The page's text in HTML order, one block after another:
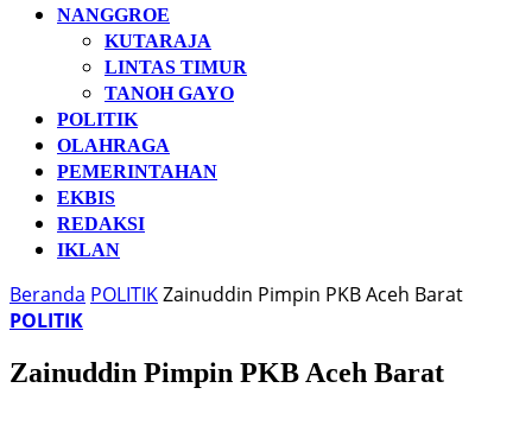
NANGGROE
KUTARAJA
LINTAS TIMUR
TANOH GAYO
POLITIK
OLAHRAGA
PEMERINTAHAN
EKBIS
REDAKSI
IKLAN
Beranda POLITIKZainuddin Pimpin PKB Aceh Barat
POLITIK
Zainuddin Pimpin PKB Aceh Barat